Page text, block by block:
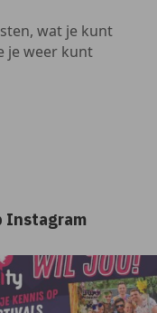
wat je kunt
je weer kunt
Instagram